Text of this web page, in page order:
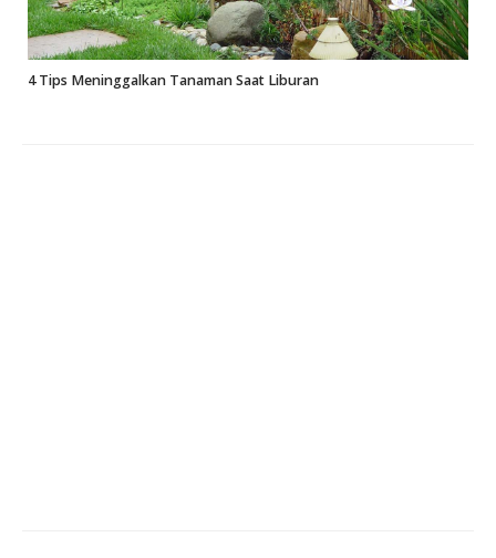
4 Tips Meninggalkan Tanaman Saat Liburan